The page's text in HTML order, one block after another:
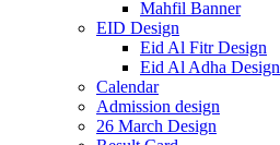
Mahfil Banner
EID Design
Eid Al Fitr Design
Eid Al Adha Design
Calendar
Admission design
26 March Design